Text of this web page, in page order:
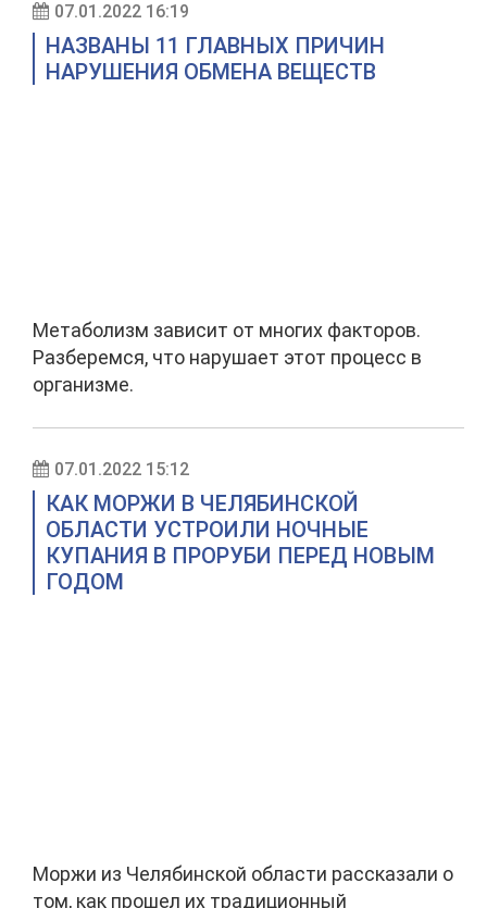
07.01.2022 16:19
НАЗВАНЫ 11 ГЛАВНЫХ ПРИЧИН
НАРУШЕНИЯ ОБМЕНА ВЕЩЕСТВ
Метаболизм зависит от многих факторов.
Разберемся, что нарушает этот процесс в
организме.
07.01.2022 15:12
КАК МОРЖИ В ЧЕЛЯБИНСКОЙ
ОБЛАСТИ УСТРОИЛИ НОЧНЫЕ
КУПАНИЯ В ПРОРУБИ ПЕРЕД НОВЫМ
ГОДОМ
Моржи из Челябинской области рассказали о
том, как прошел их традиционный